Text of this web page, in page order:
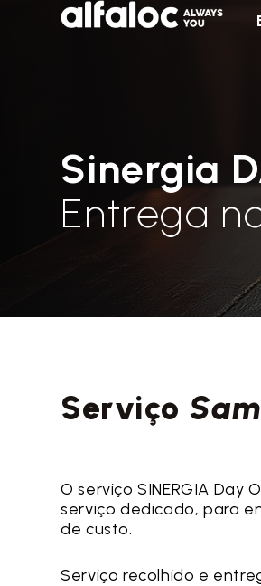
Sinergia
Entrega
Serviço S
O serviço SINERGIA
serviço dedicado, para
de custo.
Serviço recolhido e